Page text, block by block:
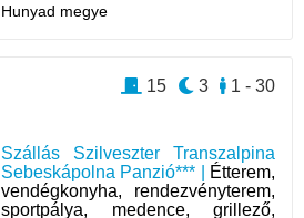
Hunyad megye
Szállás Szilveszter Transzalpina
Sebeskápolna Panzió*** |
Étterem,
vendégkonyha, rendezvényterem,
sportpálya, medence, grillező,
1 - 30
3
15